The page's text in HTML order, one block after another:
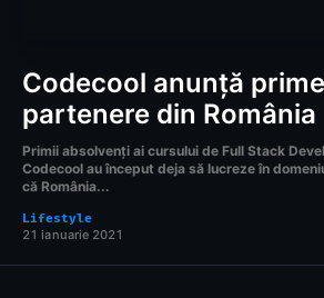
Codecool anunță
partenere din România
Primii absolvenți ai cursului de Full Stack
Codecool au început deja să lucreze în
că România...
Lifestyle
21 ianuarie 2021